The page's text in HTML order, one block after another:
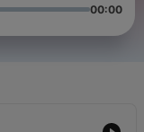
00:00